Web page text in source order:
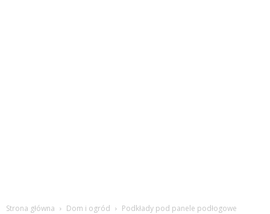
Strona główna Dom i ogród Podkłady pod panele podłogowe